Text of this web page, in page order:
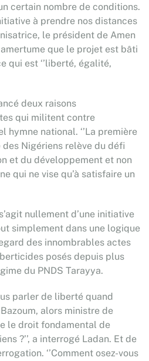
certain nombre de conditions.
à prendre nos distances
le président de Amen
que le projet est bâti
qui est ‘’liberté, égalité,
deux raisons
qui militent contre
hymne national. ‘’La première
Nigériens relève du défi
et du développement et non
qui ne vise qu’à satisfaire un
nullement d’une initiative
simplement dans une logique
des innombrables actes
posés depuis plus
du PNDS Tarayya.
parler de liberté quand
alors ministre de
le droit fondamental de
?’’, a interrogé Ladan. Et de
‘’Comment osez-vous